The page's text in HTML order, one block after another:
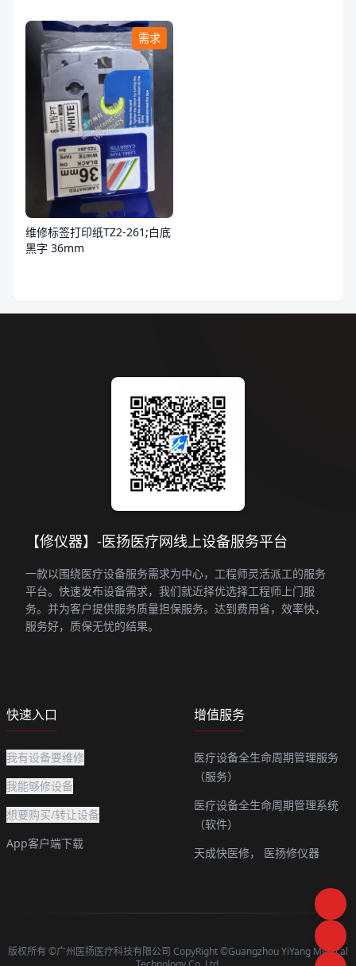
需求
维修标签打印纸TZ2-261;白底
黑字 36mm
【修仪器】-医扬医疗网线上设备服务平台
一款以围绕医疗设备服务需求为中心，工程师灵活派工的服务
平台。快速发布设备需求，我们就近择优选择工程师上门服
务。并为客户提供服务质量担保服务。达到费用省，效率快，
服务好，质保无忧的结果。
快速入口
我有设备要维修
我能够修设备
想要购买/转让设备
App客户端下载
增值服务
医疗设备全生命周期管理服务
（服务）
医疗设备全生命周期管理系统
（软件）
天成快医修，
医扬修仪器
版权所有 ©广州医扬医疗科技有限公司 CopyRight ©Guangzhou YiYang Medical